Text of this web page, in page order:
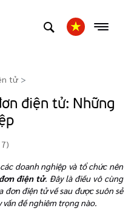
tử >
điện tử: Những
doanh nghiệp và tổ chức nên
điện tử. Đây là điều vô cùng
điện tử về sau được suôn sẻ
vấn đề nghiêm trọng nào.